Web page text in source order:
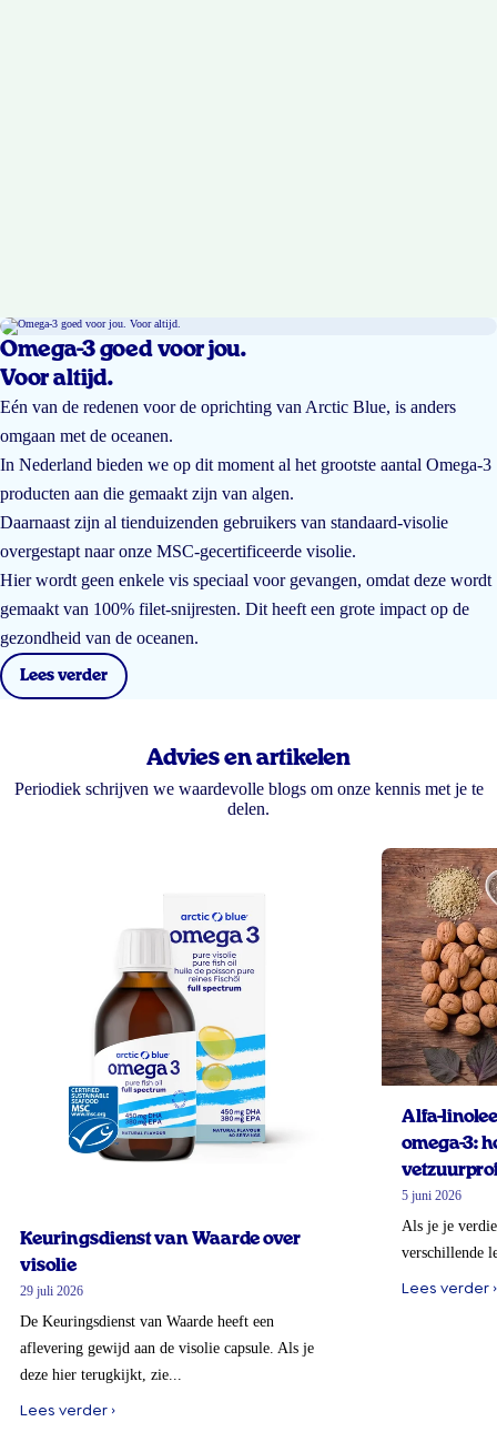
Omega-3 goed voor jou.
Voor altijd.
Eén van de redenen voor de oprichting van Arctic Blue, is anders
omgaan met de oceanen.
In Nederland bieden we op dit moment al het grootste aantal Omega-3
producten aan die gemaakt zijn van algen.
Daarnaast zijn al tienduizenden gebruikers van standaard-visolie
overgestapt naar onze MSC-gecertificeerde visolie.
Hier wordt geen enkele vis speciaal voor gevangen, omdat deze wordt
gemaakt van 100% filet-snijresten. Dit heeft een grote impact op de
gezondheid van de oceanen.
Lees verder
Advies en artikelen
Periodiek schrijven we waardevolle blogs om onze kennis met je te
delen.
Keuringsdienst van Waarde over
visolie
29 juli 2026
De Keuringsdienst van Waarde heeft een
aflevering gewijd aan de visolie capsule. Als je
deze hier terugkijkt, zie...
Lees verder ›
Alfa-
omega-3:
5 juni 2026
Als je je
verschillende
Lees verder ›